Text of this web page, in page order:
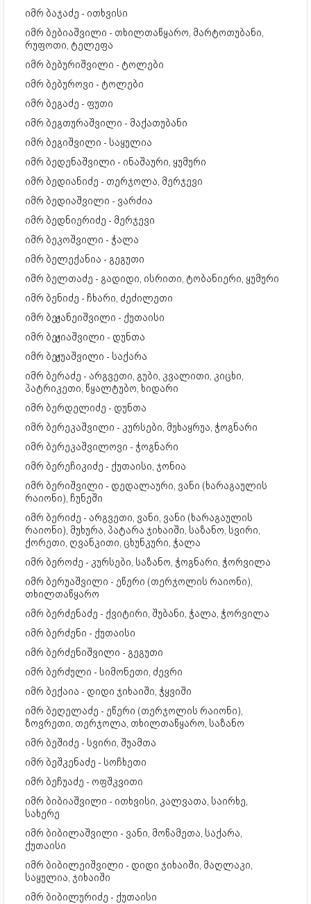
იმრ ბაჯაძე - ითხვისი
იმრ ბებიაშვილი - თხილთაწყარო, მარტოთუბანი,
რუფოთი, ტელეფა
იმრ ბებურიშვილი - ტოლები
იმრ ბებუროვი - ტოლები
იმრ ბეგაძე - ფუთი
იმრ ბეგთურაშვილი - მაქათუბანი
იმრ ბეგიშვილი - საყულია
იმრ ბედენაშვილი - ინაშაური, ყუმური
იმრ ბედიანიძე - თერჯოლა, მერჯევი
იმრ ბედიაშვილი - ვარძია
იმრ ბედნიერიძე - მერჯევი
იმრ ბეკოშვილი - ჭალა
იმრ ბელექანია - გეგუთი
იმრ ბელთაძე - გადიდი, ისრითი, ტობანიერი, ყუმური
იმრ ბენიძე - ჩხარი, ძეძილეთი
იმრ ბეჟანეიშვილი - ქუთაისი
იმრ ბეჟიაშვილი - დუნთა
იმრ ბეჟუაშვილი - საქარა
იმრ ბერაძე - არგვეთი, გუბი, კვალითი, კიცხი,
პატრიკეთი, წყალტუბო, ხიდარი
იმრ ბერდელიძე - დუნთა
იმრ ბერეკაშვილი - კურსები, მუხაყრუა, ჭოგნარი
იმრ ბერეკაშვილოვი - ჭოგნარი
იმრ ბერეჩიკიძე - ქუთაისი, ჯონია
იმრ ბერიშვილი - დედალაური, ვანი (ხარაგაულის
რაიონი), ჩუნეში
იმრ ბერიძე - არგვეთი, ვანი, ვანი (ხარაგაულის
რაიონი), მუხურა, პატარა ჯიხაიში, საზანო, სვირი,
ქორეთი, ღვანკითი, ცხუნკური, ჭალა
იმრ ბეროძე - კურსები, საზანო, ჭოგნარი, ჭორვილა
იმრ ბერუაშვილი - ეწერი (თერჯოლის რაიონი),
თხილთაწყარო
იმრ ბერძენაძე - ქვიტირი, შუბანი, ჭალა, ჭორვილა
იმრ ბერძენი - ქუთაისი
იმრ ბერძენიშვილი - გეგუთი
იმრ ბერძული - სიმონეთი, ძევრი
იმრ ბექაია - დიდი ჯიხაიში, ჭყვიში
იმრ ბეღელაძე - ეწერი (თერჯოლის რაიონი),
ზოვრეთი, თერჯოლა, თხილთაწყარო, საზანო
იმრ ბეშიძე - სვირი, შუამთა
იმრ ბეშკენაძე - სოჩხეთი
იმრ ბეჩუაძე - ოფშკვითი
იმრ ბიბიაშვილი - ითხვისი, კალვათა, საირხე,
სახერე
იმრ ბიბილაშვილი - ვანი, მოწამეთა, საქარა,
ქუთაისი
იმრ ბიბილეიშვილი - დიდი ჯიხაიში, მაღლაკი,
საყულია, ჯიხაიში
იმრ ბიბილურიძე - ქუთაისი